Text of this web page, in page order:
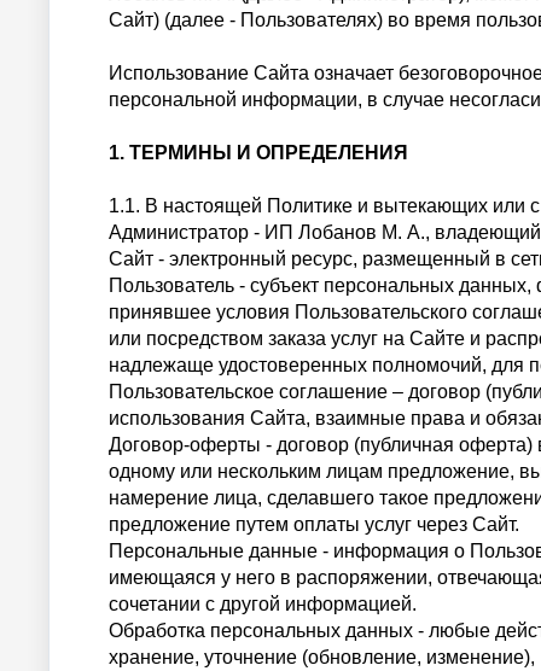
Сайт) (далее - Пользователях) во время
Использование Сайта означает
персональной информации, в случае
1. ТЕРМИНЫ И ОПРЕДЕЛЕНИЯ
1.1. В настоящей Политике и вытекающих или
Администратор - ИП Лобанов М. А.,
Сайт - электронный ресурс, размещенный в
Пользователь - субъект персональных
принявшее условия Пользовательского
или посредством заказа услуг на Сайте и
надлежаще удостоверенных полномочий, для
Пользовательское соглашение – договор
использования Сайта, взаимные права и
Договор-оферты - договор (публичная
одному или нескольким лицам предложение,
намерение лица, сделавшего такое
предложение путем оплаты услуг через Сайт.
Персональные данные - информация о
имеющаяся у него в распоряжении,
сочетании с другой информацией.
Обработка персональных данных - любые
хранение, уточнение (обновление,